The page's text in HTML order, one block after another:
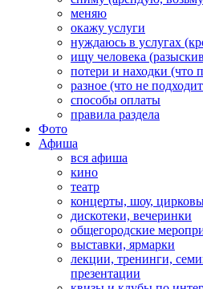
меняю
окажу услуги
нуждаюсь в услугах
ищу человека
потери и находки (что
разное (что не
способы оплаты
правила раздела
Фото
Афиша
вся афиша
кино
театр
концерты, шоу,
дискотеки, вечеринки
общегородские
выставки, ярмарки
лекции, тренинги,
презентации